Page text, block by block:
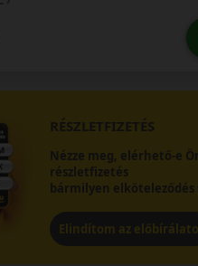
RÉSZLETFIZETÉS
Nézze meg, elérhető-e
részletfizetés
bármilyen
Elindítom az